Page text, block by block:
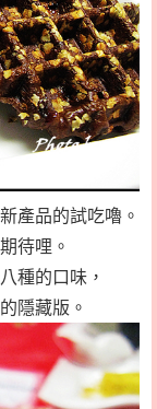
產品的試吃嚕。
待哩。
種的口味，
隱藏版。